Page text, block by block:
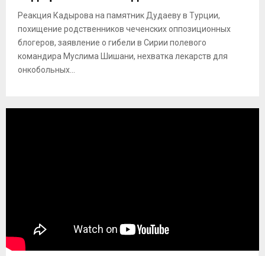
Реакция Кадырова на памятник Дудаеву в Турции,
похищение родственников чеченских оппозиционных
блогеров, заявление о гибели в Сирии полевого
командира Муслима Шишани, нехватка лекарств для
онкобольных...